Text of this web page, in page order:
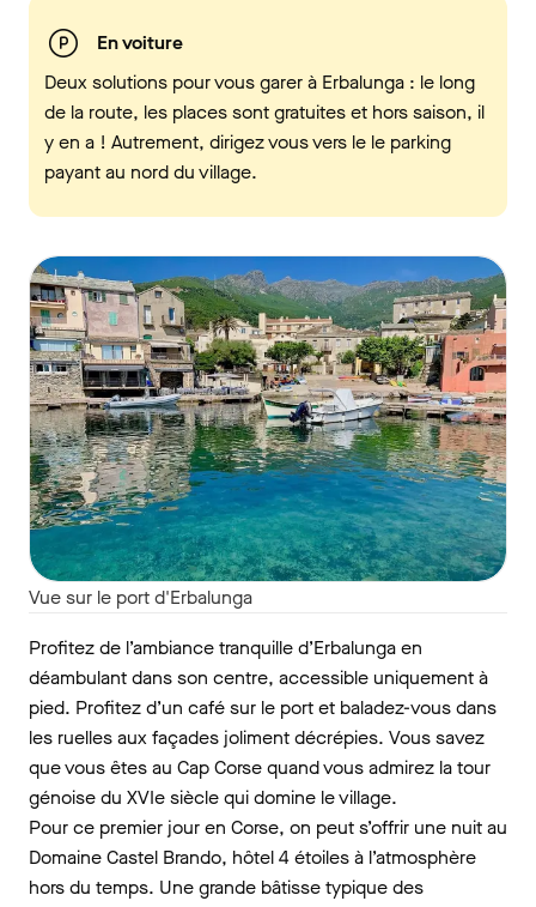
En voiture
Deux solutions pour vous garer à Erbalunga : le long
de la route, les places sont gratuites et hors saison, il
y en a ! Autrement, dirigez vous vers le le parking
payant au nord du village.
Vue sur le port d'Erbalunga
Profitez de l’ambiance tranquille d’Erbalunga en
déambulant dans son centre, accessible uniquement à
pied. Profitez d’un café sur le port et baladez-vous dans
les ruelles aux façades joliment décrépies. Vous savez
que vous êtes au Cap Corse quand vous admirez la tour
génoise du XVIe siècle qui domine le village.
Pour ce premier jour en Corse, on peut s’offrir une nuit au
Domaine Castel Brando, hôtel 4 étoiles à l’atmosphère
hors du temps. Une grande bâtisse typique des